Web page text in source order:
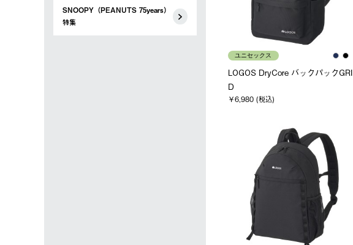
SNOOPY（PEANUTS 75years）
特集
ユニセックス
LOGOS DryCore バックパックGRI
D
￥6,980 (税込)